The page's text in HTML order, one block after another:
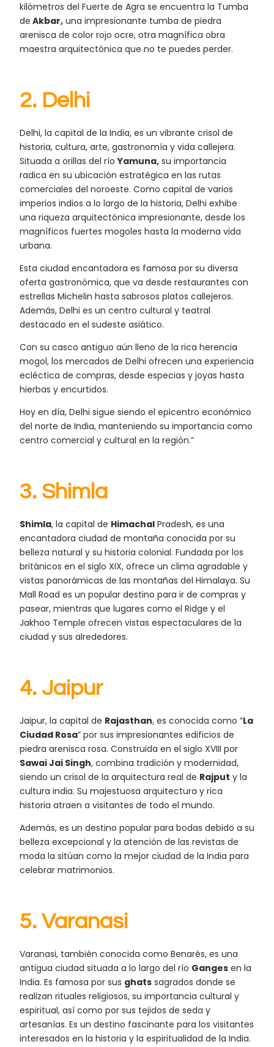
kilómetros del Fuerte de Agra se encuentra la Tumba
de Akbar, una impresionante tumba de piedra
arenisca de color rojo ocre, otra magnífica obra
maestra arquitectónica que no te puedes perder.
2. Delhi
Delhi, la capital de la India, es un vibrante crisol de
historia, cultura, arte, gastronomía y vida callejera.
Situada a orillas del ríoYamuna, su importancia
radica en su ubicación estratégica en las rutas
comerciales del noroeste. Como capital de varios
imperios indios a lo largo de la historia, Delhi exhibe
una riqueza arquitectónica impresionante, desde los
magníficos fuertes mogoles hasta la moderna vida
urbana.
Esta ciudad encantadora es famosa por su diversa
oferta gastronómica, que va desde restaurantes con
estrellas Michelin hasta sabrosos platos callejeros.
Además, Delhi es un centro cultural y teatral
destacado en el sudeste asiático.
Con su casco antiguo aún lleno de la rica herencia
mogol, los mercados de Delhi ofrecen una experiencia
ecléctica de compras, desde especias y joyas hasta
hierbas y encurtidos.
Hoy en día, Delhi sigue siendo el epicentro económico
del norte de India, manteniendo su importancia como
centro comercial y cultural en la región.”
3. Shimla
Shimla, la capital de Himachal Pradesh, es una
encantadora ciudad de montaña conocida por su
belleza natural y su historia colonial. Fundada por los
británicos en el siglo XIX, ofrece un clima agradable y
vistas panorámicas de las montañas del Himalaya. Su
Mall Road es un popular destino para ir de compras y
pasear, mientras que lugares como el Ridge y el
Jakhoo Temple ofrecen vistas espectaculares de la
ciudad y sus alrededores.
4. Jaipur
Jaipur, la capital de Rajasthan, es conocida como “La
Ciudad Rosa” por sus impresionantes edificios de
piedra arenisca rosa. Construida en el siglo XVIII por
Sawai Jai Singh, combina tradición y modernidad,
siendo un crisol de la arquitectura real de Rajput y la
cultura india. Su majestuosa arquitectura y rica
historia atraen a visitantes de todo el mundo.
Además, es un destino popular para bodas debido a su
belleza excepcional y la atención de las revistas de
moda la sitúan como la mejor ciudad de la India para
celebrar matrimonios.
5. Varanasi
Varanasi, también conocida como Benarés, es una
antigua ciudad situada a lo largo del río Ganges en la
India. Es famosa por sus ghats sagrados donde se
realizan rituales religiosos, su importancia cultural y
espiritual, así como por sus tejidos de seda y
artesanías. Es un destino fascinante para los visitantes
interesados en la historia y la espiritualidad de la India.